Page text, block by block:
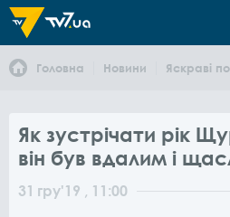
Головна Новини Яскраві
Як зустрічати рік
він був вдалим і
31 гру'19 , 11:00